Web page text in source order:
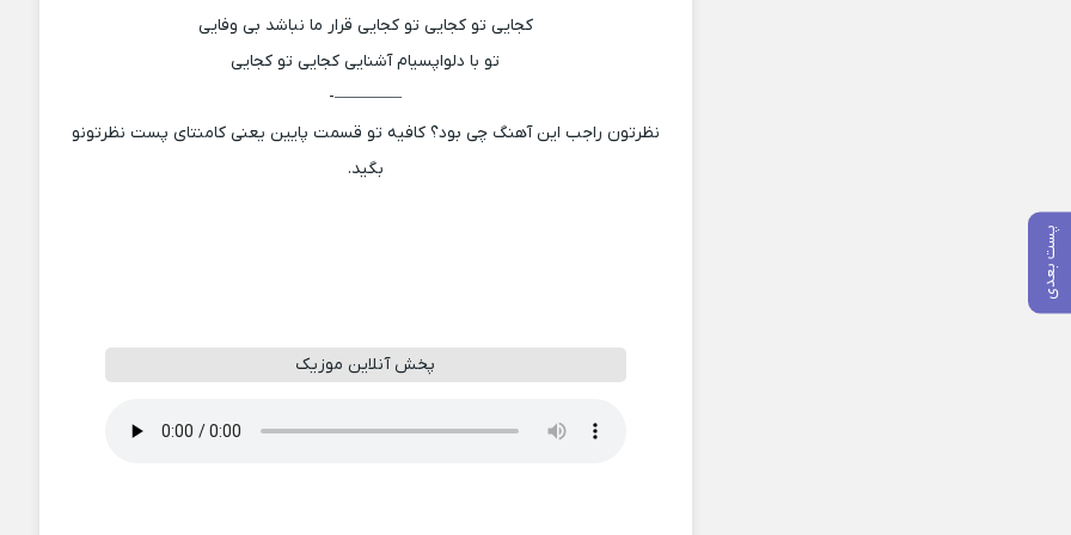
پست بعدی
کجایی تو کجایی تو کجایی قرار ما نباشد بی وفایی
تو با دلواپسیام آشنایی کجایی تو کجایی
————-
نظرتون راجب این آهنگ چی بود؟ کافیه تو قسمت پایین یعنی کامنتای پست نظرتونو
بگید.
پخش آنلاین موزیک